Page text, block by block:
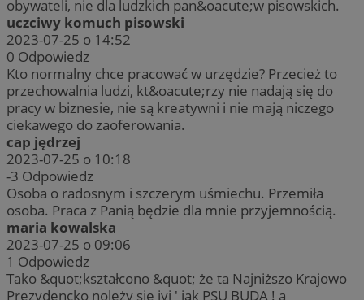
obywateli, nie dla ludzkich pan&oacute;w pisowskich.
uczciwy komuch pisowski
2023-07-25 o 14:52
0 Odpowiedz
Kto normalny chce pracować w urzędzie? Przecież to
przechowalnia ludzi, kt&oacute;rzy nie nadają się do
pracy w biznesie, nie są kreatywni i nie mają niczego
ciekawego do zaoferowania.
cap jędrzej
2023-07-25 o 10:18
-3 Odpowiedz
Osoba o radosnym i szczerym uśmiechu. Przemiła
osoba. Praca z Panią będzie dla mnie przyjemnością.
maria kowalska
2023-07-25 o 09:06
1 Odpowiedz
Tako &quot;kształcono &quot; że ta Najniższo Krajowo
Prezydencko noleży sie jyj ' jak PSU BUDA ! a